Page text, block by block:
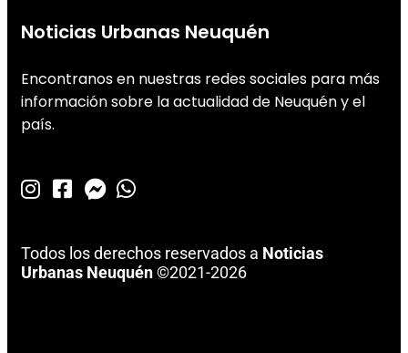
Noticias Urbanas Neuquén
Encontranos en nuestras redes sociales para más
información sobre la actualidad de Neuquén y el
país.
Todos los derechos reservados a Noticias
Urbanas Neuquén©2021-2026